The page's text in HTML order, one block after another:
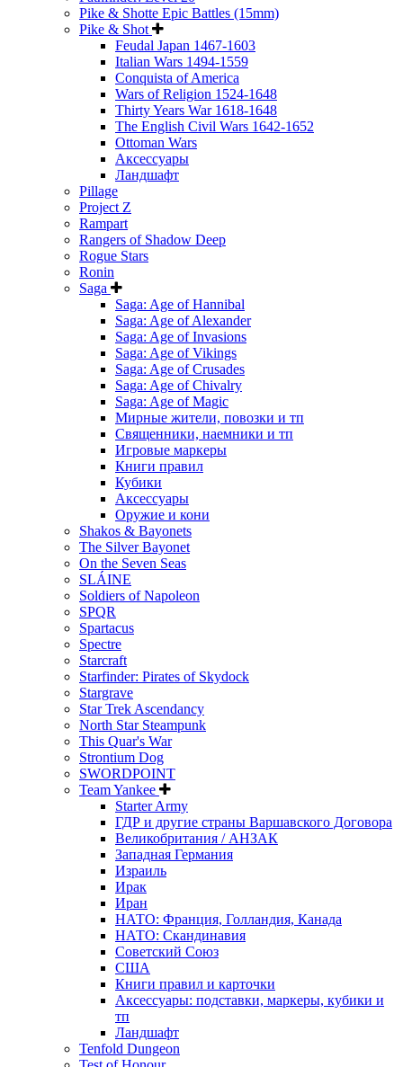
Pike & Shotte Epic Battles (15mm)
Pike & Shot
Feudal Japan 1467-1603
Italian Wars 1494-1559
Conquista of America
Wars of Religion 1524-1648
Thirty Years War 1618-1648
The English Civil Wars 1642-1652
Ottoman Wars
Аксессуары
Ландшафт
Pillage
Project Z
Rampart
Rangers of Shadow Deep
Rogue Stars
Ronin
Saga
Saga: Age of Hannibal
Saga: Age of Alexander
Saga: Age of Invasions
Saga: Age of Vikings
Saga: Age of Crusades
Saga: Age of Chivalry
Saga: Age of Magic
Мирные жители, повозки и тп
Священники, наемники и тп
Игровые маркеры
Книги правил
Кубики
Аксессуары
Оружие и кони
Shakos & Bayonets
The Silver Bayonet
On the Seven Seas
SLÁINE
Soldiers of Napoleon
SPQR
Spartacus
Spectre
Starcraft
Starfinder: Pirates of Skydock
Stargrave
Star Trek Ascendancy
North Star Steampunk
This Quar's War
Strontium Dog
SWORDPOINT
Team Yankee
Starter Army
ГДР и другие страны Варшавского Договора
Великобритания / АНЗАК
Западная Германия
Израиль
Ирак
Иран
НАТО: Франция, Голландия, Канада
НАТО: Скандинавия
Советский Союз
США
Книги правил и карточки
Аксессуары: подставки, маркеры, кубики и
тп
Ландшафт
Tenfold Dungeon